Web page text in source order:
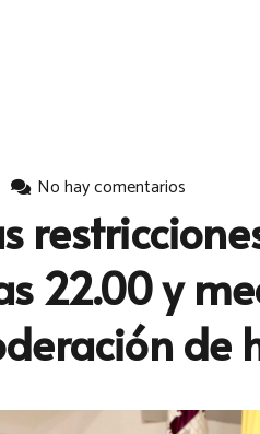
No hay comentarios
22.00 y
de